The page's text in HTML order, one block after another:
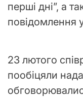
перші дні”, а
повідомлення
23 лютого
пообіцяли